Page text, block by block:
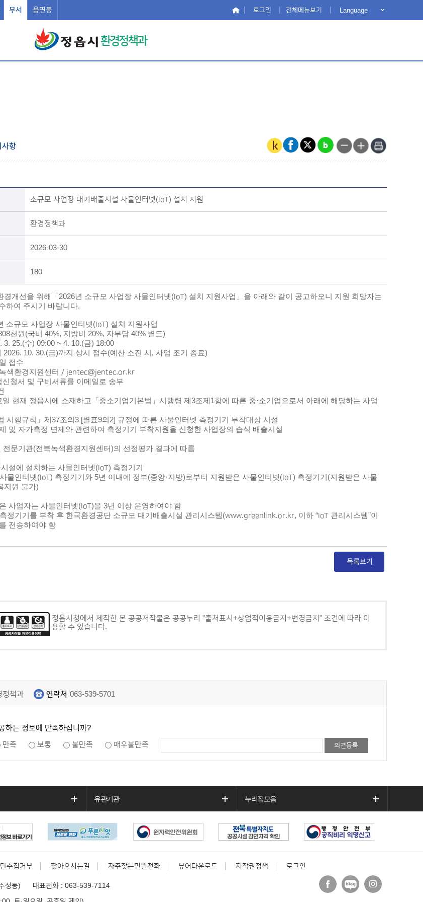
환경정책과
부서 읍면동 로그인 전체메뉴보기 Language
사항
소규모 사업장 대기배출시설 사물인터넷(IoT) 설치 지원
환경정책과
2026-03-30
180
경개선을 위해 「 2026년 소규모 사업장 사물인터넷(IoT) 설치 지원사업 」 을 아래와 같이 공고하오니 지원 희망자는
하여 주시기 바랍니다.
소규모 사업장 사물인터넷(IoT) 설치 지원사업
천원 (국비 40%, 지방비 20%, 자부담 40% 별도)
3. 25.(수) 09:00 ~ 4. 10.(금) 18:00
2026. 10. 30.(금)까지 상시 접수(예산 소진 시 , 사업 조기 종료)
접수
색환경지원센터 / jentec@jentec.or.kr
신청서 및 구비서류를 이메일로 송부
일 현재 정읍시에 소재하고 「 중소기업기본법 」 시행령 제 3조제 1항에 따른 중·소기업으로서 아래에 해당하는 사업
시행규칙 」 제 37조의 3 [별표9의 2] 규정에 따른 사물인터넷 측정기기 부착대상 시설
및 자가측정 면제와 관련하여 측정기기 부착지원을 신청한 사업장의 습식 배출시설
전문기관(전북녹색환경지원센터)의 선정평가 결과에 따름
설에 설치하는 사물인터넷(IoT) 측정기기
물인터넷(IoT) 측정기기와 5년 이내에 정부(중앙·지방)로부터 지원받은 사물인터넷(IoT) 측정기기 (지원받은 사물
지원 불가)
사업자는 사물인터넷(IoT)을 3년 이상 운영하여야 함
측정기기를 부착 후 한국환경공단 소규모 대기배출시설 관리시스템(www.greenlink.or.kr, 이하 “IoT 관리시스템”이
전송하여야 함
정읍시청에서 제작한 본 공공저작물은 공공누리 "출처표시+상업적이용금지+변경금지" 조건에 따라 이
용할 수 있습니다.
정책과 연락처 063-539-5701
하는 정보에 만족하십니까?
만족 보통 불만족 매우불만족
유관기관 누리집모음
수집거부 찾아오시는길 자주찾는민원전화 뷰어다운로드 저작권정책 로그인
성동)
대표전화 : 063-539-7114